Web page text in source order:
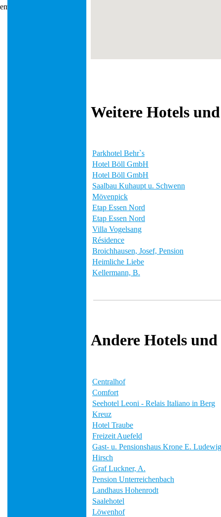
Weitere Hotels
Parkhotel Behr`s
Hotel Böll GmbH
Hotel Böll GmbH
Saalbau Kuhaupt u. Schwenn
Mövenpick
Etap Essen Nord
Etap Essen Nord
Villa Vogelsang
Résidence
Broichhausen, Josef, Pension
Heimliche Liebe
Kellermann, B.
Andere Hotels und
Centralhof
Comfort
Seehotel Leoni - Relais Italiano in Berg
Kreuz
Hotel Traube
Freizeit Auefeld
Gast- u. Pensionshaus Krone E. Ludewig
Hirsch
Graf Luckner, A.
Pension Unterreichenbach
Landhaus Hohenrodt
Saalehotel
Löwenhof